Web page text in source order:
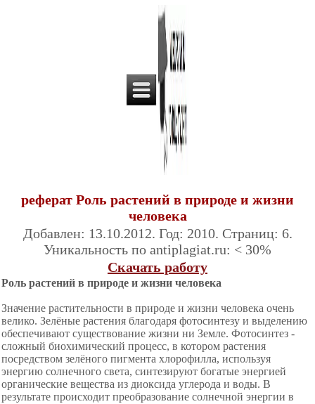
реферат Роль растений в природе и жизни
человека
Добавлен: 13.10.2012. Год: 2010. Страниц: 6.
Уникальность по antiplagiat.ru: < 30%
Скачать работу
Роль растений в природе и жизни человека
Значение растительности в природе и жизни человека очень
велико. Зелёные растения благодаря фотосинтезу и выделению
обеспечивают существование жизни ни Земле. Фотосинтез -
сложный биохимический процесс, в котором растения
посредством зелёного пигмента хлорофилла, используя
энергию солнечного света, синтезируют богатые энергией
органические вещества из диоксида углерода и воды. В
результате происходит преобразование солнечной энергии в